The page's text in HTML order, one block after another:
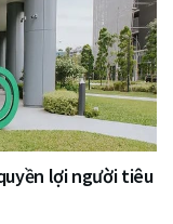
lợi người tiêu